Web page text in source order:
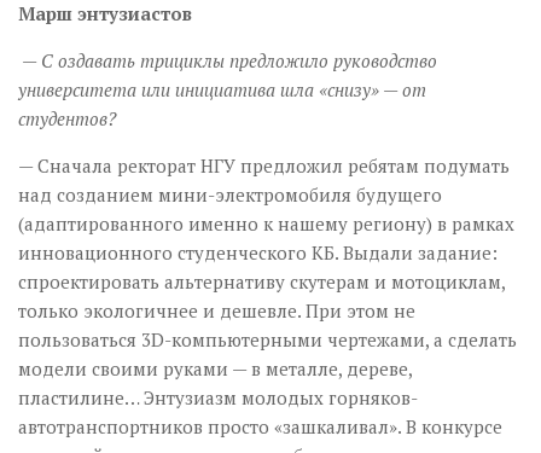
Марш энтузиастов
— С оздавать трициклы предложило руководство
университета или инициатива шла «снизу» — от
студентов?
— Сначала ректорат НГУ предложил ребятам подумать
над созданием мини-электромобиля будущего
(адаптированного именно к нашему региону) в рамках
инновационного студенческого КБ. Выдали задание:
спроектировать альтернативу скутерам и мотоциклам,
только экологичнее и дешевле. При этом не
пользоваться 3D-компьютерными чертежами, а сделать
модели своими руками — в металле, дереве,
пластилине… Энтузиазм молодых горняков-
автотранспортников просто «зашкаливал». В конкурсе